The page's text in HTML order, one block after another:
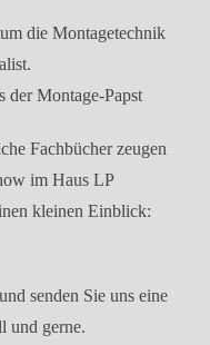
die Montagetechnik
der Montage-Papst
Fachbücher zeugen
im Haus LP
kleinen Einblick:
senden Sie uns eine
und gerne.